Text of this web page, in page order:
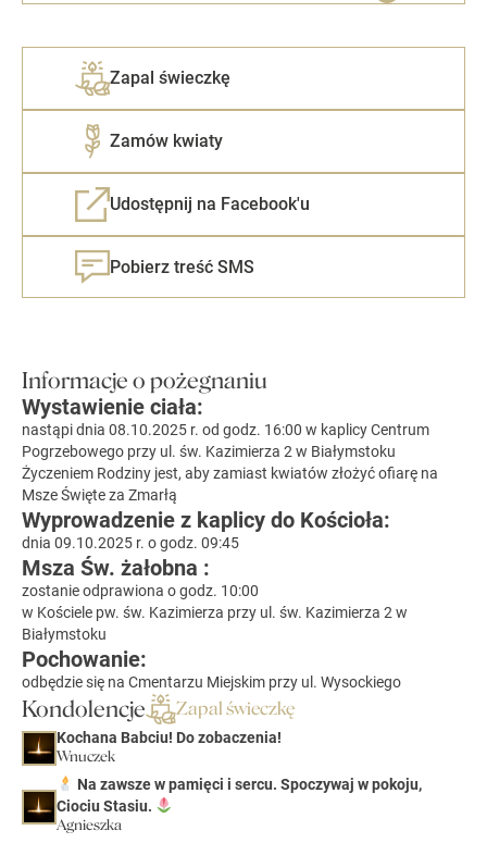
Zapal świeczkę
Zamów kwiaty
Udostępnij na Facebook'u
Pobierz treść SMS
Informacje o pożegnaniu
Wystawienie ciała:
nastąpi dnia 08.10.2025 r. od godz. 16:00 w kaplicy Centrum
Pogrzebowego przy ul. św. Kazimierza 2 w Białymstoku
Życzeniem Rodziny jest, aby zamiast kwiatów złożyć ofiarę na
Msze Święte za Zmarłą
Wyprowadzenie z kaplicy do Kościoła:
dnia 09.10.2025 r. o godz. 09:45
Msza Św. żałobna :
zostanie odprawiona o godz. 10:00
w Kościele pw. św. Kazimierza przy ul. św. Kazimierza 2 w
Białymstoku
Pochowanie:
odbędzie się na Cmentarzu Miejskim przy ul. Wysockiego
Kondolencje Zapal świeczkę
Kochana Babciu! Do zobaczenia!
Wnuczek
Na zawsze w pamięci i sercu. Spoczywaj w pokoju,
Ciociu Stasiu.
Agnieszka